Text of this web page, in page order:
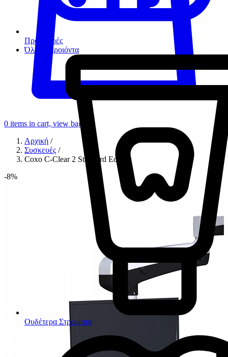
Προσφορές
Όλα τα προιόντα
Ουδέτερα Στρώματα
0 items in cart, view bag
Αρχική /
Συσκευές /
Coxo C-Clear 2 Standard Edition
-8%